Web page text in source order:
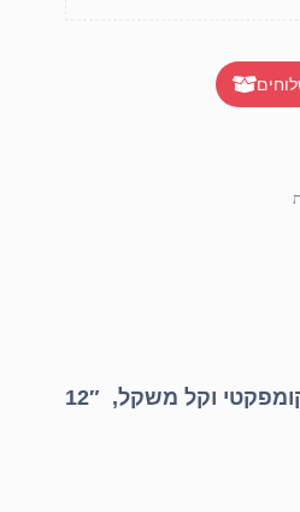
וקל משקל, 12″